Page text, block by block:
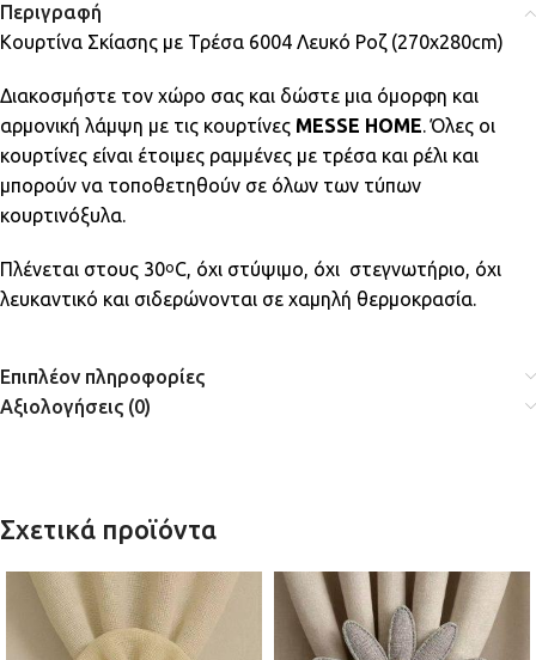
Περιγραφή
Κουρτίνα Σκίασης με Τρέσα 6004 Λευκό Ροζ (270x280cm)
Διακοσμήστε τον χώρο σας και δώστε μια όμορφη και
αρμονική λάμψη με τις κουρτίνες MESSE HOME. Όλες οι
κουρτίνες είναι έτοιμες ραμμένες με τρέσα και ρέλι και
μπορούν να τοποθετηθούν σε όλων των τύπων
κουρτινόξυλα.
Πλένεται στους 30οC, όχι στύψιμο, όχι στεγνωτήριο, όχι
λευκαντικό και σιδερώνονται σε χαμηλή θερμοκρασία.
Επιπλέον πληροφορίες
Αξιολογήσεις (0)
Σχετικά προϊόντα